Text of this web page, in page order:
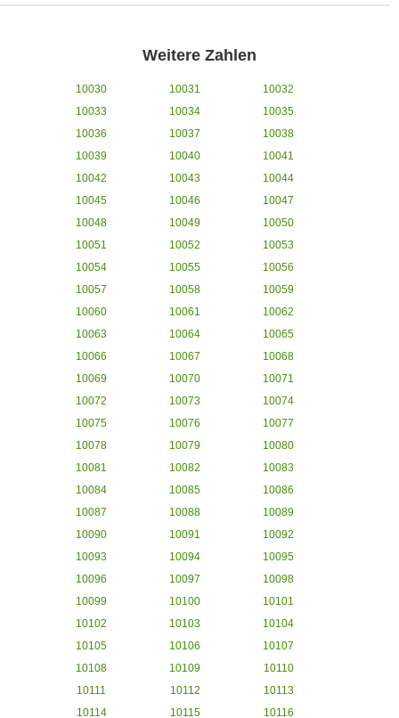
Weitere Zahlen
10030 10031
10032
10033
10034
10035
10036
10037
10038
10039
10040
10041
10042
10043
10044
10045
10046
10047
10048
10049
10050
10051
10052
10053
10054
10055
10056
10057
10058
10059
10060
10061
10062
10063
10064
10065
10066
10067
10068
10069
10070
10071
10072
10073
10074
10075
10076
10077
10078
10079
10080
10081
10082
10083
10084
10085
10086
10087
10088
10089
10090
10091
10092
10093
10094
10095
10096
10097
10098
10099
10100
10101
10102
10103
10104
10105
10106
10107
10108
10109
10110
10111
10112
10113
10114
10115 10116